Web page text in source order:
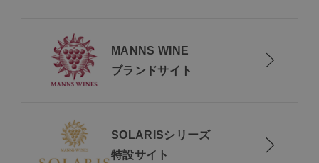
MANNS WINE
ブランドサイト
SOLARISシリーズ
特設サイト